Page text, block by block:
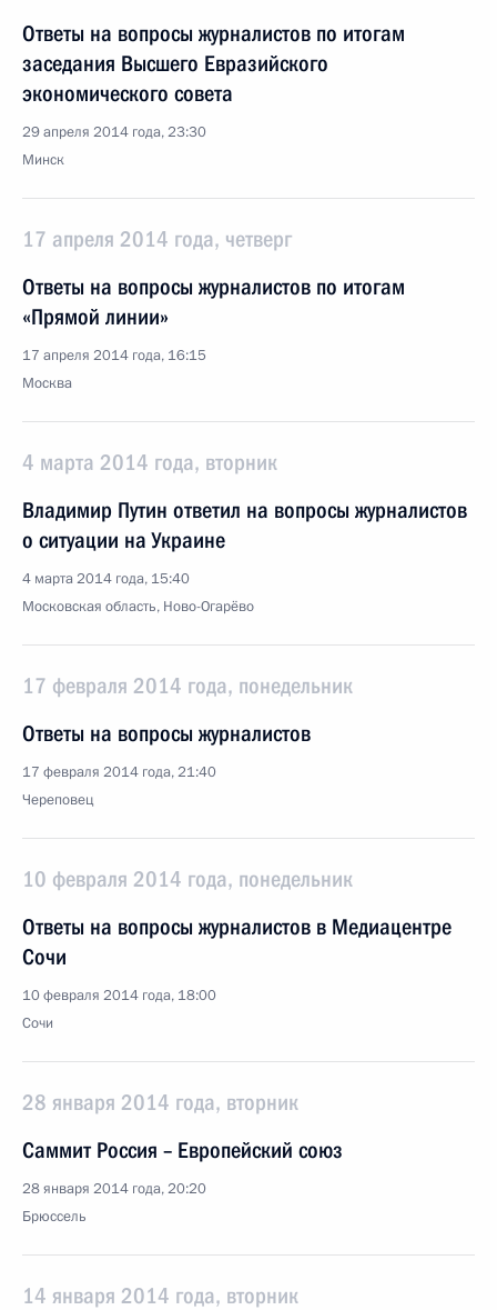
Ответы на вопросы журналистов по итогам
заседания Высшего Евразийского
экономического совета
29 апреля 2014 года, 23:30
Минск
17 апреля 2014 года, четверг
Ответы на вопросы журналистов по итогам
«Прямой линии»
17 апреля 2014 года, 16:15
Москва
4 марта 2014 года, вторник
Владимир Путин ответил на вопросы журналистов
о ситуации на Украине
4 марта 2014 года, 15:40
Московская область, Ново-Огарёво
17 февраля 2014 года, понедельник
Ответы на вопросы журналистов
17 февраля 2014 года, 21:40
Череповец
10 февраля 2014 года, понедельник
Ответы на вопросы журналистов в Медиацентре
Сочи
10 февраля 2014 года, 18:00
Сочи
28 января 2014 года, вторник
Саммит Россия – Европейский союз
28 января 2014 года, 20:20
Брюссель
14 января 2014 года, вторник